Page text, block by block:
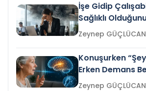
İşe Gidip
Sağlıklı
Gelir mi?Zeynep GÜÇLÜCAN
Konuşurken
Erken Demans
mi?
Zeynep GÜÇLÜCAN